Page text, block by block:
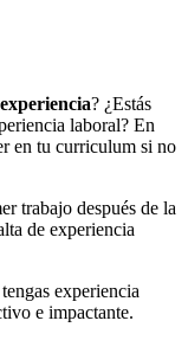
? ¿Estás
laboral? En
en tu curriculum si no
trabajo después de la
de experiencia
experiencia
e impactante.